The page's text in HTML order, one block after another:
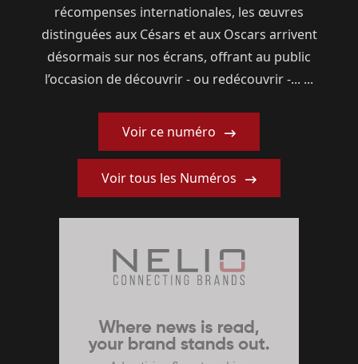
récompenses internationales, les œuvres
distinguées aux Césars et aux Oscars arrivent
désormais sur nos écrans, offrant au public
l’occasion de découvrir - ou redécouvrir -... ...
Voir ce numéro
Voir tous les Numéros